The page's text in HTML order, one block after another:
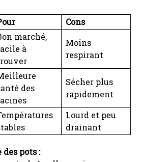
Cons
marché,
à
Moins
respirant
des
Sécher plus
rapidement
Lourd et peu
drainant
pots :